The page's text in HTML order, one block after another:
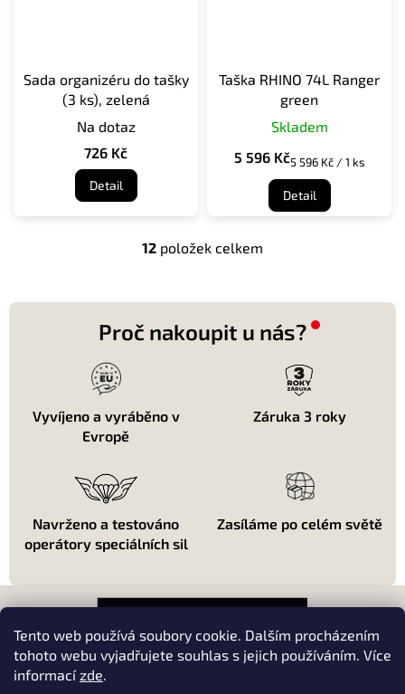
Tento web používá soubory cookie. Dalším procházením
tohoto webu vyjadřujete souhlas s jejich používáním. Více
informacízde.
Sada organizéru do tašky
(3 ks), zelená
Na dotaz
726 Kč
Detail
Taška RHINO 74L Ranger
green
Skladem
5 596 KčMěrná
cena:
5 596 Kč / 1 ks
Detail
O
á
a
12 položek celkem
Proč nakoupit u nás?
Vyvíjeno a vyráběno v
Evropě
Záruka 3 roky
Navrženo a testováno
operátory speciálních sil
Zasíláme po celém světě
á
About shopping